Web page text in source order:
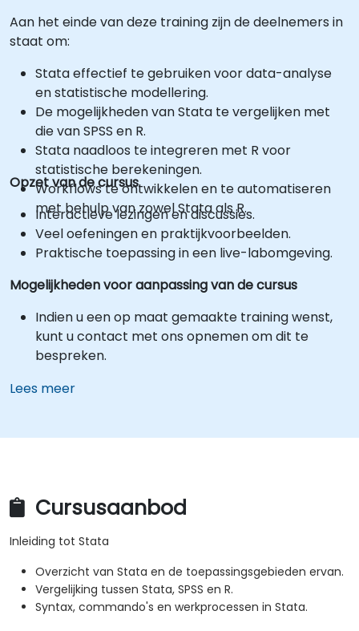
Aan het einde van deze training zijn de deelnemers in
staat om:
Stata effectief te gebruiken voor data-analyse
en statistische modellering.
De mogelijkheden van Stata te vergelijken met
die van SPSS en R.
Stata naadloos te integreren met R voor
statistische berekeningen.
Workflows te ontwikkelen en te automatiseren
met behulp van zowel Stata als R.
Opzet van de cursus
Interactieve lezingen en discussies.
Veel oefeningen en praktijkvoorbeelden.
Praktische toepassing in een live-labomgeving.
Mogelijkheden voor aanpassing van de cursus
Indien u een op maat gemaakte training wenst,
kunt u contact met ons opnemen om dit te
bespreken.
Lees meer
Cursusaanbod
Inleiding tot Stata
Overzicht van Stata en de toepassingsgebieden ervan.
Vergelijking tussen Stata, SPSS en R.
Syntax, commando's en werkprocessen in Stata.